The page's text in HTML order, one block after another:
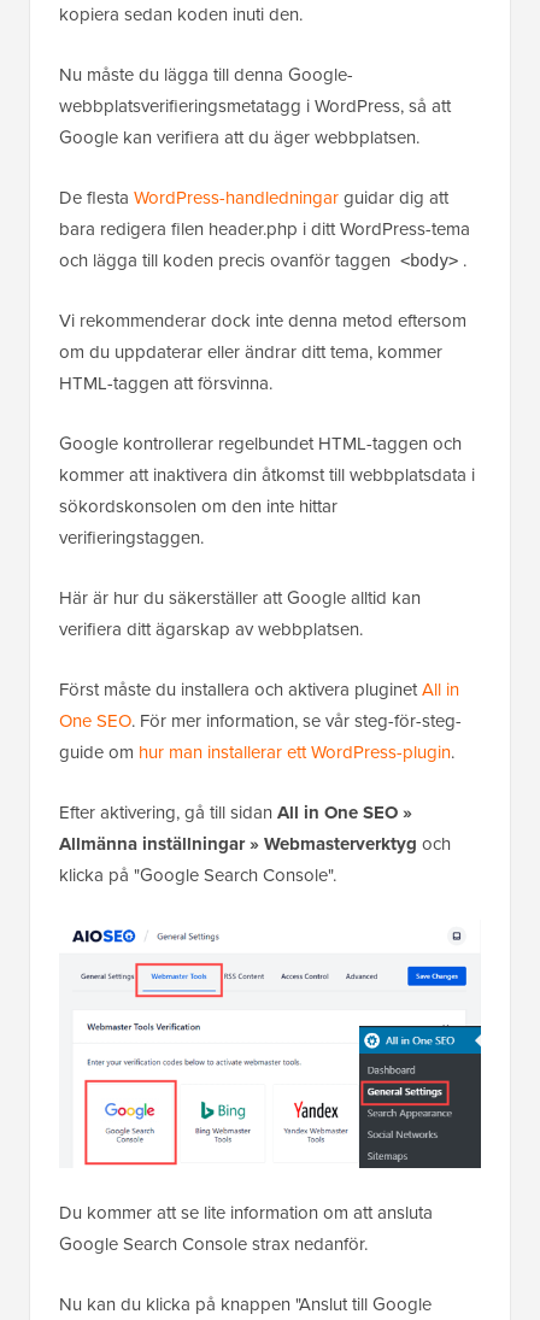
kopiera sedan koden inuti den.
Nu måste du lägga till denna Google-
webbplatsverifieringsmetatagg i WordPress, så att
Google kan verifiera att du äger webbplatsen.
De flesta WordPress-handledningarguidar dig att
bara redigera filen header.php i ditt WordPress-tema
och lägga till koden precis ovanför taggen <body> .
Vi rekommenderar dock inte denna metod eftersom
om du uppdaterar eller ändrar ditt tema, kommer
HTML-taggen att försvinna.
Google kontrollerar regelbundet HTML-taggen och
kommer att inaktivera din åtkomst till webbplatsdata i
sökordskonsolen om den inte hittar
verifieringstaggen.
Här är hur du säkerställer att Google alltid kan
verifiera ditt ägarskap av webbplatsen.
Först måste du installera och aktivera pluginetAll in
One SEO. För mer information, se vår steg-för-steg-
guide om hur man installerar ett WordPress-plugin.
Efter aktivering, gå till sidan All in One SEO »
Allmänna inställningar » Webmasterverktyg och
klicka på "Google Search Console".
Du kommer att se lite information om att ansluta
Google Search Console strax nedanför.
Nu kan du klicka på knappen "Anslut till Google